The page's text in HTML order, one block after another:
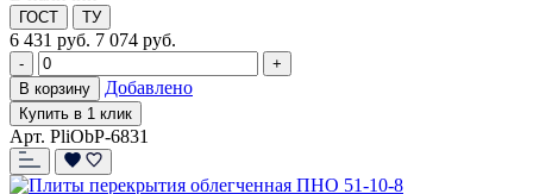
ГОСТ ТУ
6 431 руб. 7 074 руб.
-
+
В корзину
Добавлено
Купить в 1 клик
Арт. PliObP-6831